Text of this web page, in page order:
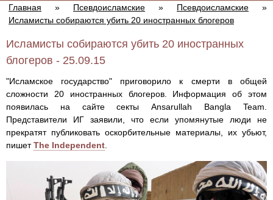
Главная » Псевдоисламские » Псевдоисламские
»
Исламисты собираются убить 20 иностранных блогеров
Исламисты собираются убить 20 иностранных
блогеров - 25.09.15
"Исламское государство" приговорило к смерти в общей
сложности 20 иностранных блогеров. Информация об этом
появилась на сайте секты Ansarullah Bangla Team.
Представители ИГ заявили, что если упомянутые люди не
прекратят публиковать оскорбительные материалы, их убьют,
пишетThe Independent